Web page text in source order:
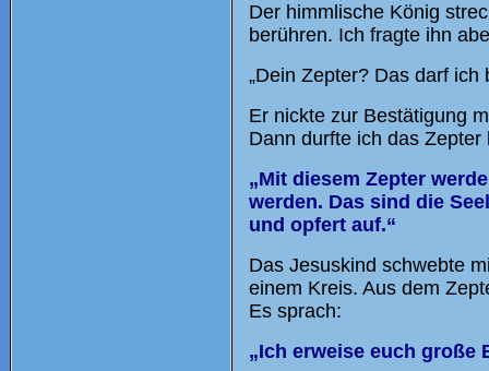
Der himmlische König
berühren. Ich fragte ihn
„Dein Zepter? Das darf ich
Er nickte zur Bestätigung
Dann durfte ich das
„Mit diesem Zepter
werden. Das sind die
und opfert auf.“
Das Jesuskind schwebte
einem Kreis. Aus dem
Es sprach:
„Ich erweise euch große